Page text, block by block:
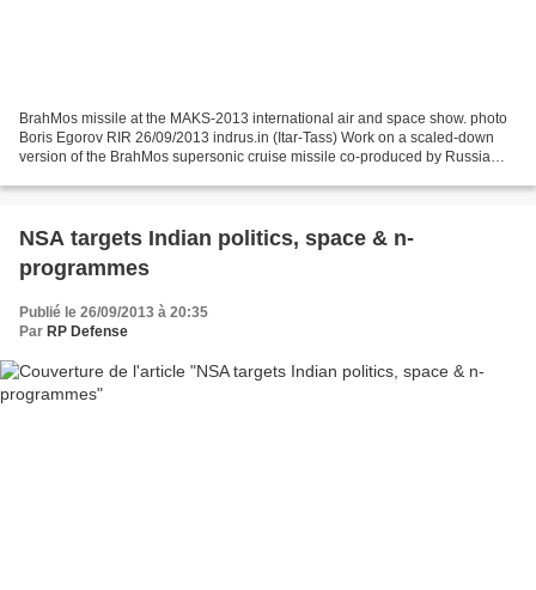
BrahMos missile at the MAKS-2013 international air and space show. photo
Boris Egorov RIR 26/09/2013 indrus.in (Itar-Tass) Work on a scaled-down
version of the BrahMos supersonic cruise missile co-produced by Russia
NSA targets Indian politics, space & n-
programmes
Publié le 26/09/2013 à 20:35
Par RP Defense